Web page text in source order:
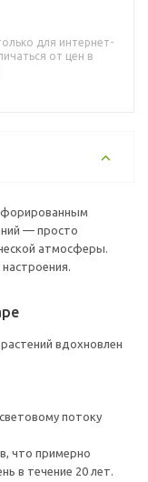
для интернет-
от цен в
— просто
атмосферы.
вдохновлен
потоку
что примерно
в течение 20 лет.